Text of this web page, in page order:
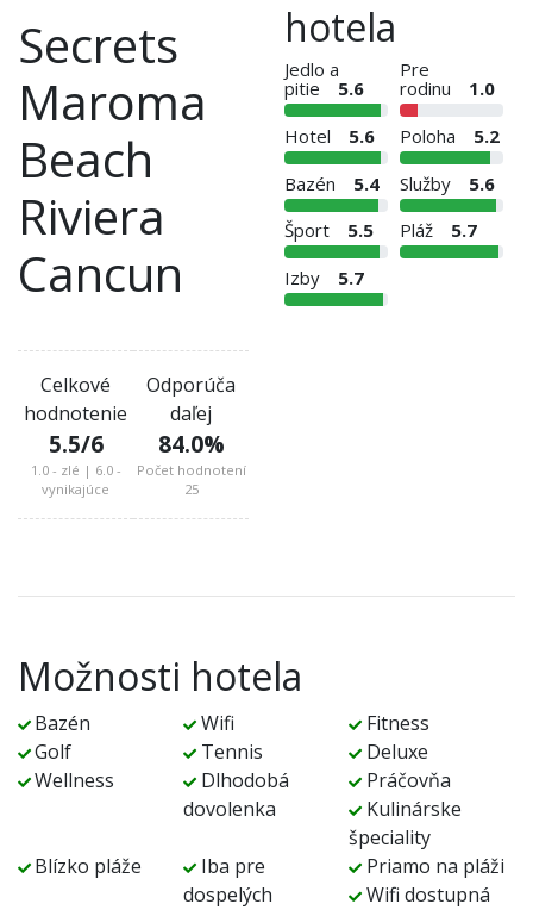
Secrets
Maroma
Beach
Riviera
Cancun
Celkové
hodnotenie
5.5/6
1.0 - zlé | 6.0 -
vynikajúce
Odporúča
daľej
84.0%
Počet hodnotení
25
hotela
Jedlo a
pitie
5.6
Pre
rodinu
1.0
Hotel
5.6 Poloha
5.2
Bazén
5.4 Služby
5.6
Šport
5.5 Pláž
5.7
Izby
5.7
Možnosti hotela
Bazén Wifi
Fitness
Golf
Tennis
Deluxe
Wellness
Dlhodobá
dovolenka
Práčovňa
Kulinárske
špeciality
Blízko pláže
Iba pre
dospelých
Priamo na pláži
Wifi dostupná